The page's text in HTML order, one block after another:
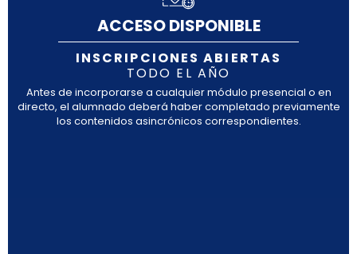
ACCESO DISPONIBLE
INSCRIPCIONES ABIERTAS
TODO EL AÑO
Antes de incorporarse a cualquier módulo presencial o en
directo, el alumnado deberá haber completado previamente
los contenidos asincrónicos correspondientes.